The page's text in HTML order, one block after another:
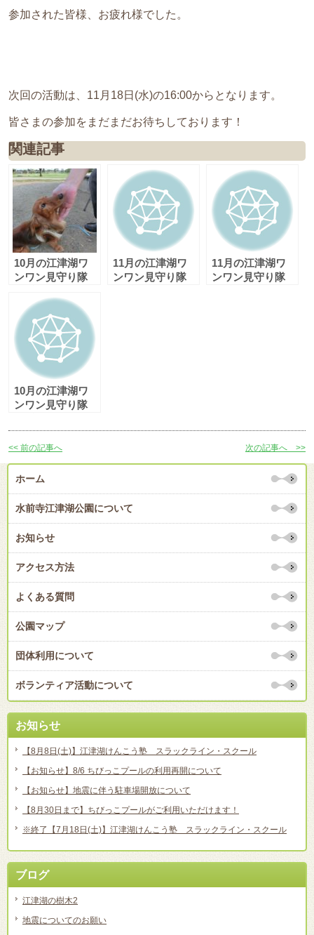
参加された皆様、お疲れ様でした。
次回の活動は、11月18日(水)の16:00からとなります。
皆さまの参加をまだまだお待ちしております！
関連記事
10月の江津湖ワ
ンワン見守り隊
隊）
11月の江津湖ワ
ンワン見守り隊
11月の江津湖ワ
ンワン見守り隊
10月の江津湖ワ
ンワン見守り隊
隊）
<< 前の記事へ 次の記事へ >>
ホーム
水前寺江津湖公園について
お知らせ
アクセス方法
よくある質問
公園マップ
団体利用について
ボランティア活動について
お知らせ
【8月8日(土)】江津湖けんこう塾 スラックライン・スクール
【お知らせ】8/6 ちびっこプールの利用再開について
【お知らせ】地震に伴う駐車場開放について
【8月30日まで】ちびっこプールがご利用いただけます！
※終了【7月18日(土)】江津湖けんこう塾 スラックライン・スクール
ブログ
江津湖の樹木2
地震についてのお願い